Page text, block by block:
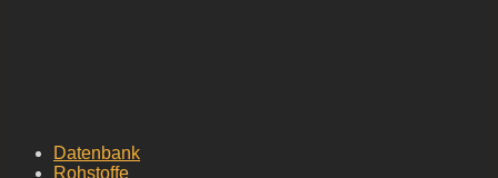
Datenbank
Rohstoffe